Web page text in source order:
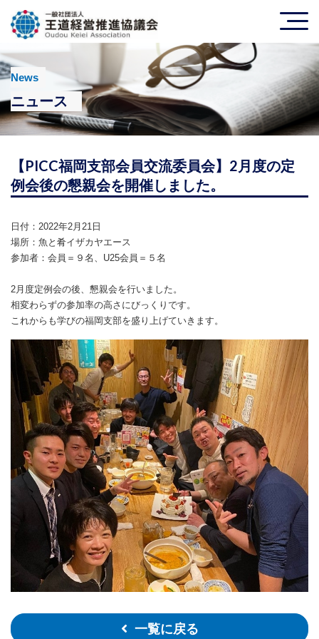
News
ニュース
【PICC福岡支部会員交流委員会】2月度の定
例会後の懇親会を開催しました。
日付：2022年2月21日
場所：魚と肴イザカヤエース
参加者：会員＝９名、U25会員＝５名
2月度定例会の後、懇親会を行いました。
相変わらずの参加率の高さにびっくりです。
これからも学びの福岡支部を盛り上げていきます。
一覧に戻る